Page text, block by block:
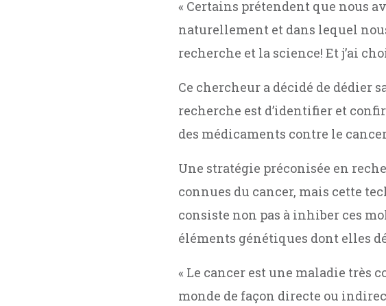
« Certains prétendent que nous
naturellement et dans lequel
recherche et la science! Et j’ai
Ce chercheur a décidé de dédier
recherche est d’identifier et
des médicaments contre le
Une stratégie préconisée en
connues du cancer, mais cette
consiste non pas à inhiber ces
éléments génétiques dont elles
« Le cancer est une maladie très
monde de façon directe ou